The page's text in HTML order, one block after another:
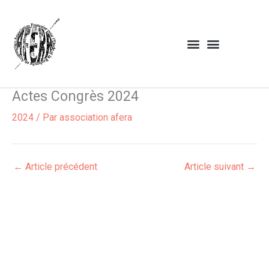
contenu
Actes Congrès 2024
2024 / Par association afera
← Article précédent Article suivant →